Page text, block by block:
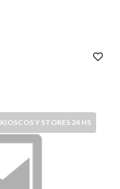
KIOSCOS Y STORES 24 HS